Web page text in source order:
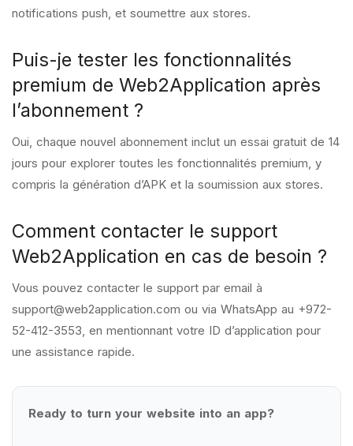
notifications push, et soumettre aux stores.
Puis-je tester les fonctionnalités
premium de Web2Application après
l’abonnement ?
Oui, chaque nouvel abonnement inclut un essai gratuit de 14
jours pour explorer toutes les fonctionnalités premium, y
compris la génération d’APK et la soumission aux stores.
Comment contacter le support
Web2Application en cas de besoin ?
Vous pouvez contacter le support par email à
support@web2application.com ou via WhatsApp au +972-
52-412-3553, en mentionnant votre ID d’application pour
une assistance rapide.
Ready to turn your website into an app?